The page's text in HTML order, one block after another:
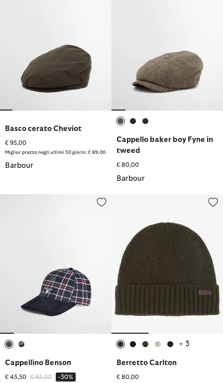
Basco cerato Cheviot
€ 95,00
Miglior prezzo negli ultimi 30 giorni: € 89,00
Barbour
Cappello baker boy Fyne in
tweed
€ 80,00
Barbour
Cappellino Benson
€ 45,50 Prezzo ridotto da
€ 65,00a -30%
+ 3
Berretto Carlton
€ 80,00